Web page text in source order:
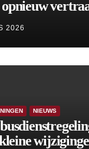
2026
NIEUWS